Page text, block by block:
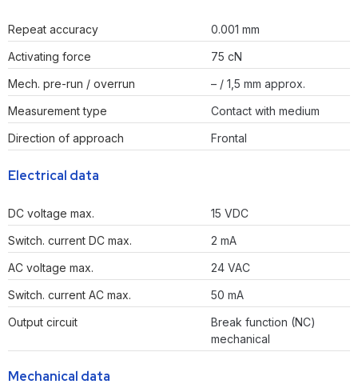
Repeat accuracy
0.001 mm
Activating force
75 cN
Mech. pre-run / overrun
– / 1,5 mm approx.
Measurement type
Contact with medium
Direction of approach
Frontal
Electrical data
DC voltage max.
15 VDC
Switch. current DC max.
2 mA
AC voltage max.
24 VAC
Switch. current AC max.
50 mA
Output circuit
Break function (NC)
mechanical
Mechanical data